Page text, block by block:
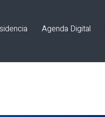
Agenda Digital